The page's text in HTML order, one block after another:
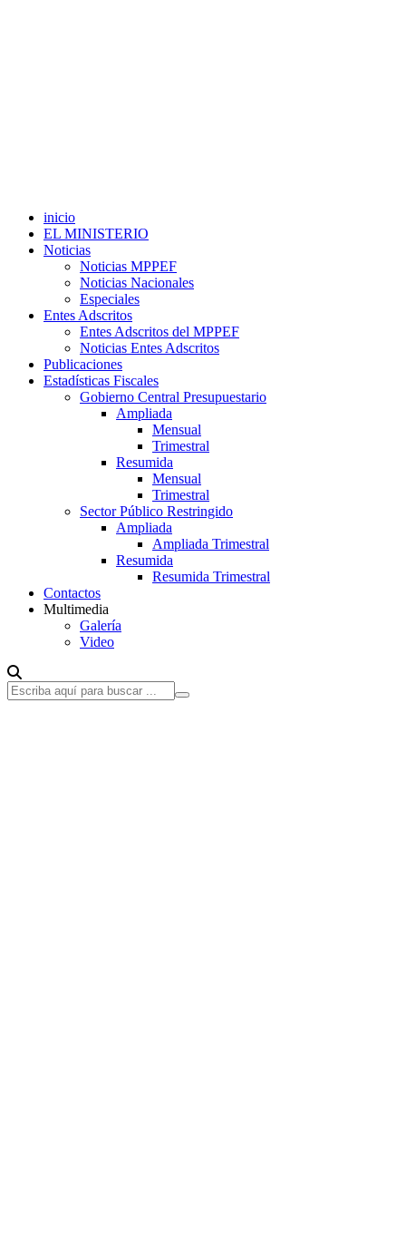
inicio
EL MINISTERIO
Noticias
Noticias MPPEF
Noticias Nacionales
Especiales
Entes Adscritos
Entes Adscritos del MPPEF
Noticias Entes Adscritos
Publicaciones
Estadísticas Fiscales
Gobierno Central Presupuestario
Ampliada
Mensual
Trimestral
Resumida
Mensual
Trimestral
Sector Público Restringido
Ampliada
Ampliada Trimestral
Resumida
Resumida Trimestral
Contactos
Multimedia
Galería
Video